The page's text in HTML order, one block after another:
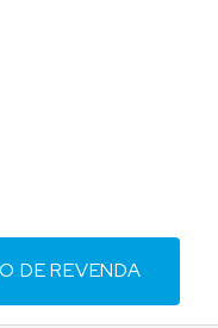
DE REVENDA